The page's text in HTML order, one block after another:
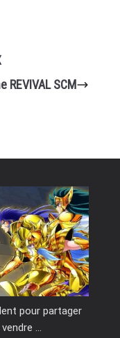
REVIVAL SCM
pour partager
…